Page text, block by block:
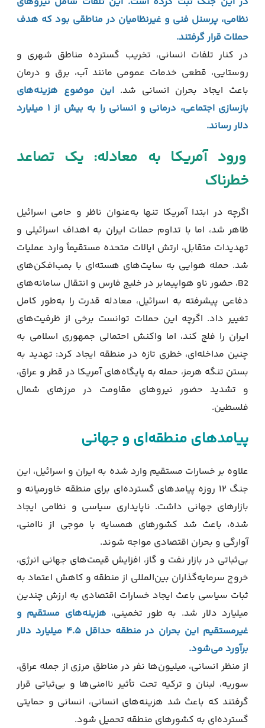
نظامی، پرسنل فنی و غیرنظامیان در مناطقی بود که هدف
حملات قرار گرفتند.
در کنار تلفات انسانی، تخریب گسترده مناطق شهری و
روستایی، قطعی خدمات عمومی مانند آب، برق و درمان
باعث ایجاد بحران انسانی شد. این موضوع هزینه‌های
بازسازی اجتماعی، درمانی و انسانی را به بیش از ۱ میلیارد
دلار رساند.
ورود آمریکا به معادله: یک تصاعد
خطرناک
اگرچه در ابتدا آمریکا تنها به‌عنوان ناظر و حامی اسرائیل
ظاهر شد، اما با تداوم حملات ایران به اهداف اسرائیلی و
تهدیدات متقابل، ارتش ایالات متحده مستقیماً وارد عملیات
شد. حمله هوایی به سایت‌های هسته‌ای با بمب‌افکن‌های
B2، حضور ناو هواپیمابر در خلیج فارس و انتقال سامانه‌های
دفاعی پیشرفته به اسرائیل، معادله قدرت را به‌طور کامل
تغییر داد. اگرچه این حملات توانست برخی از ظرفیت‌های
ایران را فلج کند، اما واکنش احتمالی جمهوری اسلامی به
چنین مداخله‌ای، خطری تازه در منطقه ایجاد کرد: تهدید به
بستن تنگه هرمز، حمله به پایگاه‌های آمریکا در قطر و عراق،
و تشدید حضور نیروهای مقاومت در مرزهای شمال
فلسطین.
پیامدهای منطقه‌ای و جهانی
علاوه بر خسارات مستقیم وارد شده به ایران و اسرائیل، این
جنگ ۱۲ روزه پیامدهای گسترده‌ای برای منطقه خاورمیانه و
بازارهای جهانی داشت. ناپایداری سیاسی و نظامی ایجاد
شده، باعث شد کشورهای همسایه با موجی از ناامنی،
آوارگی و بحران اقتصادی مواجه شوند.
بی‌ثباتی در بازار نفت و گاز، افزایش قیمت‌های جهانی انرژی،
خروج سرمایه‌گذاران بین‌المللی از منطقه و کاهش اعتماد به
ثبات سیاسی باعث ایجاد خسارات اقتصادی به ارزش چندین
میلیارد دلار شد. به طور تخمینی، هزینه‌های مستقیم و
غیرمستقیم این بحران در منطقه حداقل ۴.۵ میلیارد دلار
برآورد می‌شود.
از منظر انسانی، میلیون‌ها نفر در مناطق مرزی از جمله عراق،
سوریه، لبنان و ترکیه تحت تأثیر ناامنی‌ها و بی‌ثباتی قرار
گرفتند که باعث شد هزینه‌های انسانی، انسانی و حمایتی
گسترده‌ای به کشورهای منطقه تحمیل شود.